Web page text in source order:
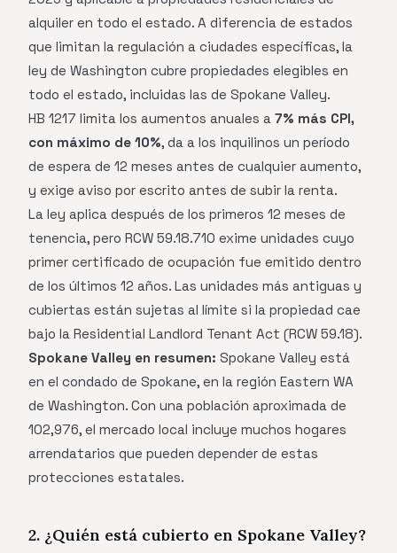
alquiler en todo el estado. A diferencia de estados
que limitan la regulación a ciudades específicas, la
ley de Washington cubre propiedades elegibles en
todo el estado, incluidas las de Spokane Valley.
HB 1217 limita los aumentos anuales a 7% más CPI,
con máximo de 10%, da a los inquilinos un período
de espera de 12 meses antes de cualquier aumento,
y exige aviso por escrito antes de subir la renta.
La ley aplica después de los primeros 12 meses de
tenencia, pero RCW 59.18.710 exime unidades cuyo
primer certificado de ocupación fue emitido dentro
de los últimos 12 años. Las unidades más antiguas y
cubiertas están sujetas al límite si la propiedad cae
bajo la Residential Landlord Tenant Act (RCW 59.18).
Spokane Valley en resumen: Spokane Valley está
en el condado de Spokane, en la región Eastern WA
de Washington. Con una población aproximada de
102,976, el mercado local incluye muchos hogares
arrendatarios que pueden depender de estas
protecciones estatales.
2. ¿Quién está cubierto en Spokane Valley?